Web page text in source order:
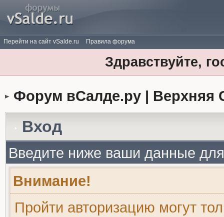
Перейти на сайт vSalde.ru Правила форума
Здравствуйте,
Форум вСалде.ру | Верхняя
Вход
Введите ниже ваши данные
Внимание!
Пройти авторизацию могут